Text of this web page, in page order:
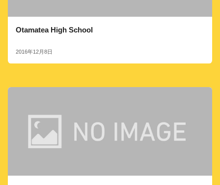
Otamatea High School
2016年12月8日